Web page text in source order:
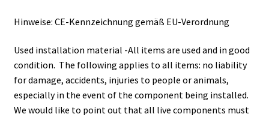
Hinweise: CE-Kennzeichnung gemäß EU-Verordnung
Used installation material -All items are used and in good
condition. The following applies to all items: no liability
for damage, accidents, injuries to people or animals,
especially in the event of the component being installed.
We would like to point out that all live components must